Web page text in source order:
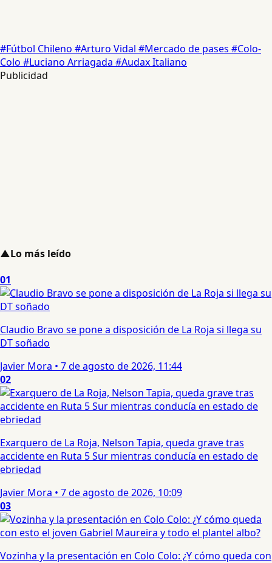
#Fútbol Chileno #Arturo Vidal #Mercado de pases #Colo-
Colo #Luciano Arriagada #Audax Italiano
Publicidad
▲Lo más leído
01
Claudio Bravo se pone a disposición de La Roja si llega su
DT soñado
Javier Mora • 7 de agosto de 2026, 11:44
02
Exarquero de La Roja, Nelson Tapia, queda grave tras
accidente en Ruta 5 Sur mientras conducía en estado de
ebriedad
Javier Mora • 7 de agosto de 2026, 10:09
03
Vozinha y la presentación en Colo Colo: ¿Y cómo queda con